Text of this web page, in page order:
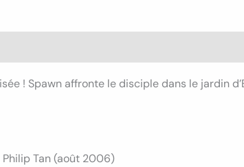
! Spawn affronte le disciple dans le jardin
Tan (août 2006)